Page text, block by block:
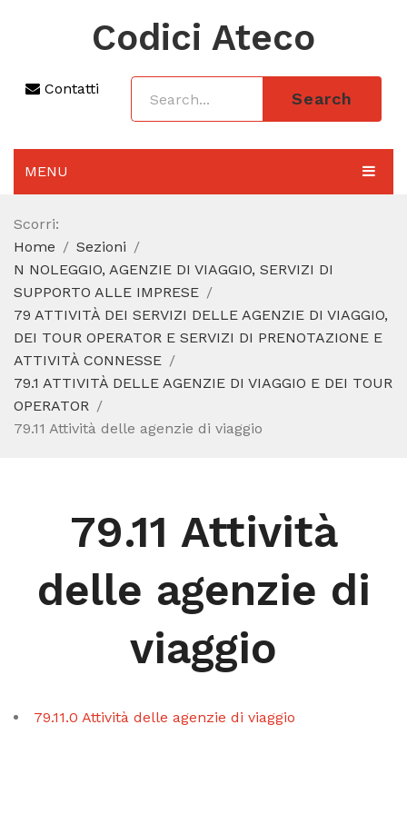
Codici Ateco
Contatti
Search
MENU
AGGIORNAMENTO 2025
SEZIONI
CODICE ATECO A COSA SERVE
CODICE FISCALE
Scorri:
Home
Sezioni
N NOLEGGIO, AGENZIE DI VIAGGIO, SERVIZI DI
SUPPORTO ALLE IMPRESE
79 ATTIVITÀ DEI SERVIZI DELLE AGENZIE DI VIAGGIO,
DEI TOUR OPERATOR E SERVIZI DI PRENOTAZIONE E
ATTIVITÀ CONNESSE
79.1 ATTIVITÀ DELLE AGENZIE DI VIAGGIO E DEI TOUR
OPERATOR
79.11 Attività delle agenzie di viaggio
79.11 Attività
delle agenzie di
viaggio
79.11.0 Attività delle agenzie di viaggio